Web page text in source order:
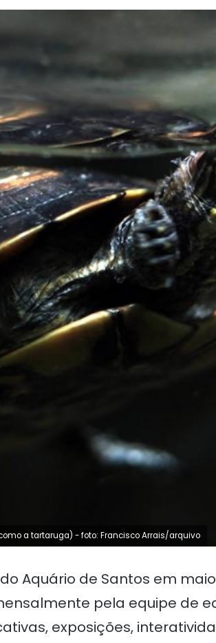
a tartaruga) - foto: Francisco Arrais/arquivo
Aquário de Santos em
pela equipe de
exposições,